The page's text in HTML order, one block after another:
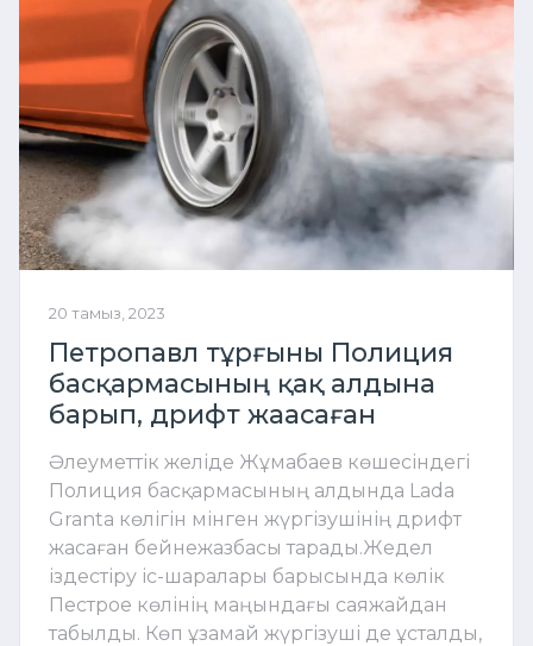
20 тамыз, 2023
Петропавл тұрғыны Полиция
басқармасының қақ алдына
барып, дрифт жаасаған
Әлеуметтік желіде Жұмабаев көшесіндегі
Полиция басқармасының алдында Lada
Grantа көлігін мінген жүргізушінің дрифт
жасаған бейнежазбасы тарады.Жедел
іздестіру іс-шаралары барысында көлік
Пестрое көлінің маңындағы саяжайдан
табылды. Көп ұзамай жүргізуші де ұсталды,